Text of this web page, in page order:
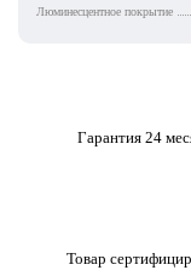
Люминесцентное покрытие
Гарантия 24
Товар